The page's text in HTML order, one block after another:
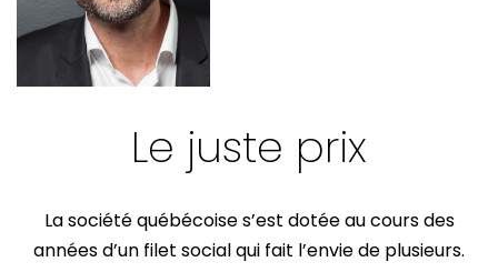
Le juste prix
La société québécoise s’est dotée au cours des
années d’un filet social qui fait l’envie de plusieurs.